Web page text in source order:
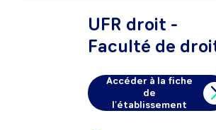
UFR droit -
Faculté de
Accéder à la fiche
de
l'établissement